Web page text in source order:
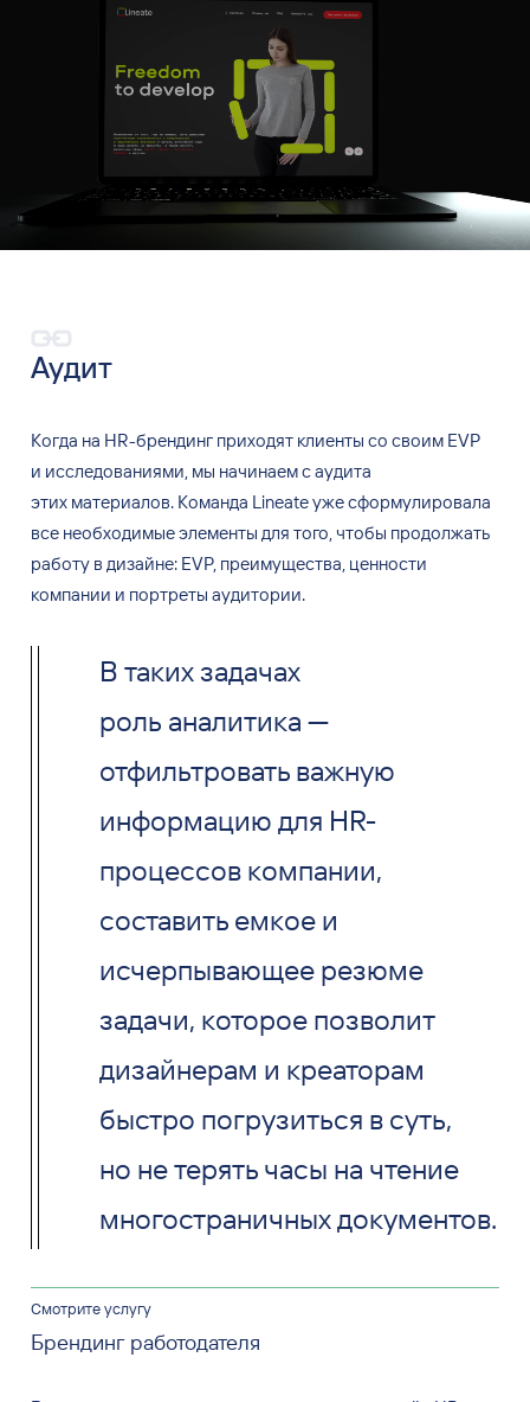
Аудит
Когда на HR-брендинг приходят клиенты со своим EVP
и исследованиями, мы начинаем саудита
этих материалов. Команда Lineate ужесформулировала
все необходимые элементы для того, чтобы продолжать
работу в дизайне: EVP, преимущества, ценности
компании и портреты аудитории.
В таких задачах
роль аналитика —
отфильтровать важную
информацию для HR-
процессов компании,
составить емкое и
исчерпывающее резюме
задачи, которое позволит
дизайнерам и креаторам
быстро погрузиться в суть,
но не терять часы на чтение
многостраничных документов.
Смотрите услугу
Брендинг работодателя